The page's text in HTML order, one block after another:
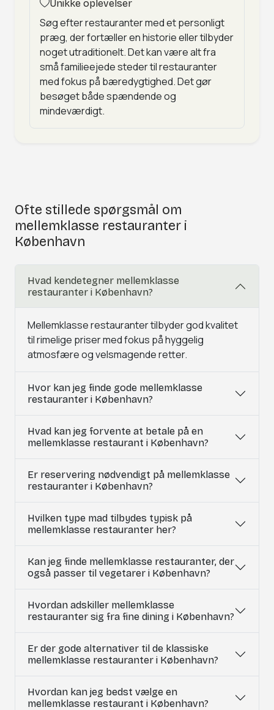
Unikke oplevelser
Søg efter restauranter med et personligt
præg, der fortæller en historie eller tilbyder
noget utraditionelt. Det kan være alt fra
små familieejede steder til restauranter
med fokus på bæredygtighed. Det gør
besøget både spændende og
mindeværdigt.
Ofte stillede spørgsmål om
mellemklasse restauranter i
København
Hvad kendetegner mellemklasse
restauranter i København?
Mellemklasse restauranter tilbyder god kvalitet
til rimelige priser med fokus på hyggelig
atmosfære og velsmagende retter.
Hvor kan jeg finde gode mellemklasse
restauranter i København?
Hvad kan jeg forvente at betale på en
mellemklasse restaurant i København?
Er reservering nødvendigt på mellemklasse
restauranter i København?
Hvilken type mad tilbydes typisk på
mellemklasse restauranter her?
Kan jeg finde mellemklasse restauranter, der
også passer til vegetarer i København?
Hvordan adskiller mellemklasse
restauranter sig fra fine dining i København?
Er der gode alternativer til de klassiske
mellemklasse restauranter i København?
Hvordan kan jeg bedst vælge en
mellemklasse restaurant i København?